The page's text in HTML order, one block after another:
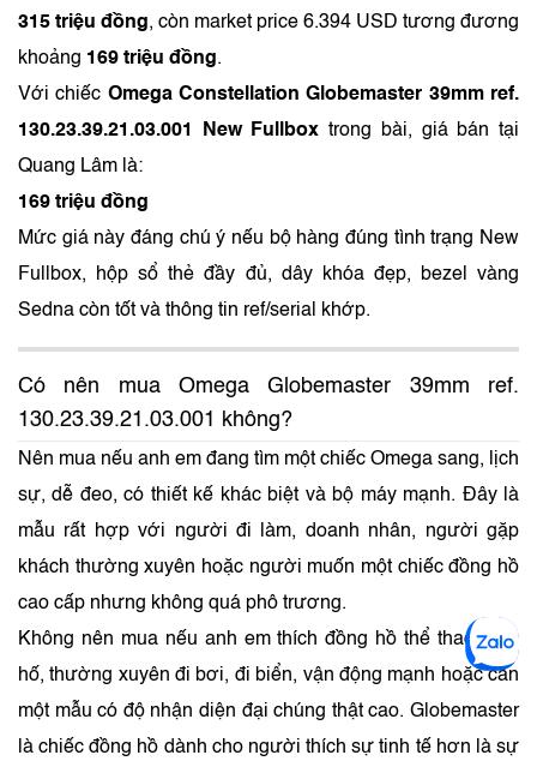
315 triệu đồng, còn market price 6.394 USD tương đương
khoảng 169 triệu đồng.
Với chiếc Omega Constellation Globemaster 39mm ref.
130.23.39.21.03.001 New Fullbox trong bài, giá bán tại
Quang Lâm là:
169 triệu đồng
Mức giá này đáng chú ý nếu bộ hàng đúng tình trạng New
Fullbox, hộp sổ thẻ đầy đủ, dây khóa đẹp, bezel vàng
Sedna còn tốt và thông tin ref/serial khớp.
Có nên mua Omega Globemaster 39mm ref.
130.23.39.21.03.001 không?
Nên mua nếu anh em đang tìm một chiếc Omega sang, lịch
sự, dễ đeo, có thiết kế khác biệt và bộ máy mạnh. Đây là
mẫu rất hợp với người đi làm, doanh nhân, người gặp
khách thường xuyên hoặc người muốn một chiếc đồng hồ
cao cấp nhưng không quá phô trương.
Không nên mua nếu anh em thích đồng hồ thể thao hầm
hố, thường xuyên đi bơi, đi biển, vận động mạnh hoặc cần
một mẫu có độ nhận diện đại chúng thật cao. Globemaster
là chiếc đồng hồ dành cho người thích sự tinh tế hơn là sự